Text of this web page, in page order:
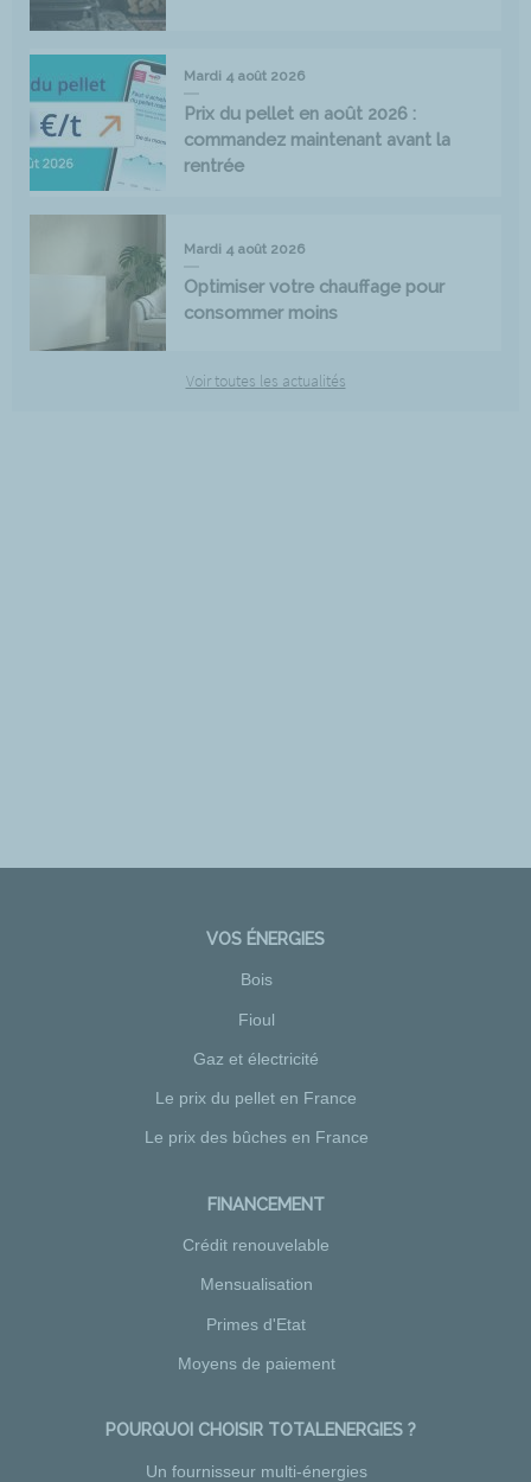
Mardi 4 août 2026
Prix du pellet en août 2026 :
commandez maintenant avant la
rentrée
Mardi 4 août 2026
Optimiser votre chauffage pour
consommer moins
Voir toutes les actualités
VOS ÉNERGIES
Bois
Fioul
Gaz et électricité
Le prix du pellet en France
Le prix des bûches en France
FINANCEMENT
Crédit renouvelable
Mensualisation
Primes d'Etat
Moyens de paiement
POURQUOI CHOISIR TOTALENERGIES ?
Un fournisseur multi-énergies